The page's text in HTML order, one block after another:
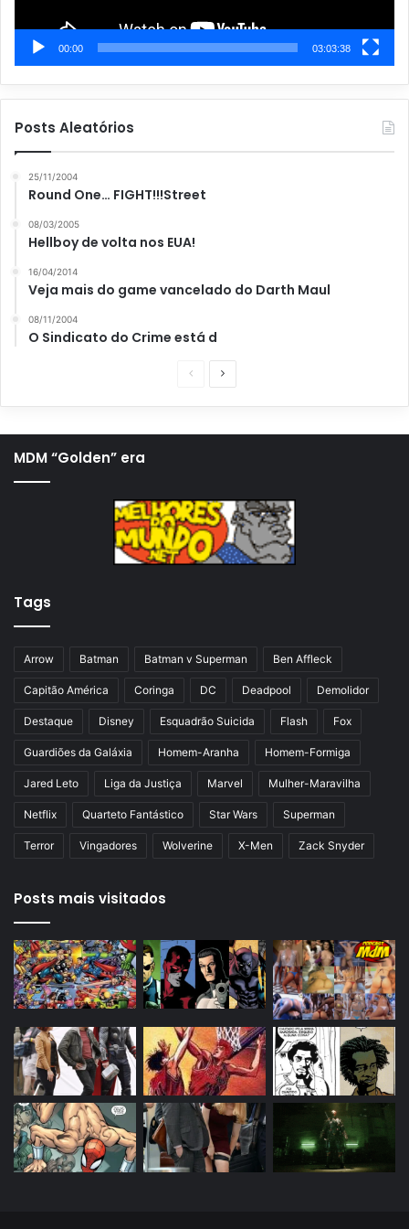
00:00 03:03:38
Posts Aleatórios
25/11/2004
Round One… FIGHT!!!Street
08/03/2005
Hellboy de volta nos EUA!
16/04/2014
Veja mais do game vancelado do Darth Maul
08/11/2004
O Sindicato do Crime está d
a
a
n
m
a
p
n
MDM “Golden” era
Tags
Arrow Batman Batman v Superman Ben Affleck
Capitão América Coringa DC Deadpool Demolidor
Destaque Disney Esquadrão Suicida Flash Fox
Guardiões da Galáxia Homem-Aranha Homem-Formiga
Jared Leto Liga da Justiça Marvel Mulher-Maravilha
Netflix Quarteto Fantástico Star Wars Superman
Terror Vingadores Wolverine X-Men Zack Snyder
Posts mais visitados